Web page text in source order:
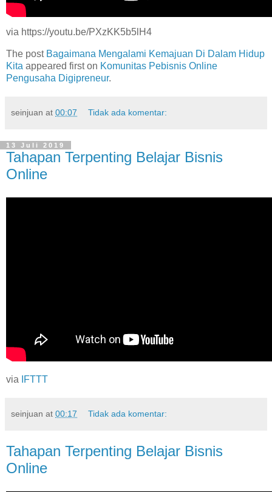
via https://youtu.be/PXzKK5b5lH4
The post Bagaimana Mengalami Kemajuan Di Dalam Hidup
Kita appeared first on Komunitas Pebisnis Online
Pengusaha Digipreneur.
seinjuan at 00:07 Tidak ada komentar:
13 Juli 2019
Tahapan Terpenting Belajar Bisnis
Online
via IFTTT
seinjuan at 00:17 Tidak ada komentar:
Tahapan Terpenting Belajar Bisnis
Online